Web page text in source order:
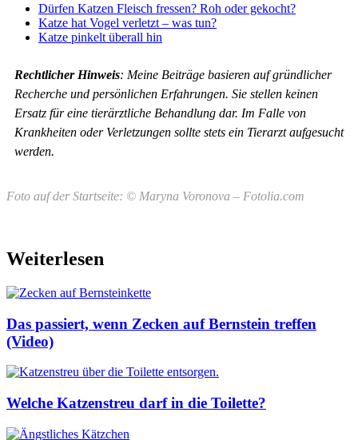
Dürfen Katzen Fleisch fressen? Roh oder gekocht?
Katze hat Vogel verletzt – was tun?
Katze pinkelt überall hin
Rechtlicher Hinweis: Meine Beiträge basieren auf gründlicher
Recherche und persönlichen Erfahrungen. Sie stellen keinen
Ersatz für eine tierärztliche Behandlung dar. Im Falle von
Krankheiten oder Verletzungen sollte stets ein Tierarzt aufgesucht
werden.
Foto auf der Startseite: © Maryna Voronova – Fotolia.com
Weiterlesen
Das passiert, wenn Zecken auf Bernstein treffen
(Video)
Welche Katzenstreu darf in die Toilette?